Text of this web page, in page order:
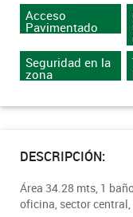
Acceso
Pavimentado
Seguridad en la
zona
DESCRIPCIÓN:
Área 34.28 mts, 1
oficina, sector